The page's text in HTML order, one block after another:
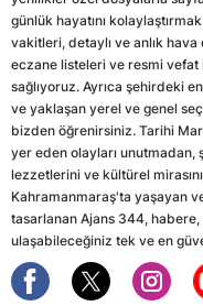
günlük hayatını
vakitleri, detaylı ve anlık
eczane listeleri ve resmi vefat
sağlıyoruz. Ayrıca şehirdeki
ve yaklaşan yerel ve genel
bizden öğrenirsiniz. Tarihi
yer eden olayları
lezzetlerini ve kültürel mirasını
Kahramanmaraş'ta yaşayan
tasarlanan Ajans 344, habere,
ulaşabileceğiniz tek ve en